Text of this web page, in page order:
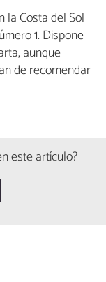
la Costa del Sol
1. Dispone
aunque
de recomendar
este artículo?